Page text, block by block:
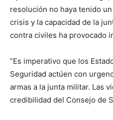
resolución no haya tenido
crisis y la capacidad de la
contra civiles ha provocado
“Es imperativo que los
Seguridad actúen con
armas a la junta militar. Las
credibilidad del Consejo de